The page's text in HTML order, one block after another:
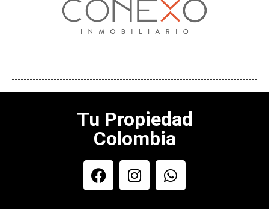
Tu Propiedad
Colombia